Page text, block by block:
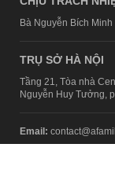
Bà Nguyễn Bích Minh
TRỤ SỞ HÀ NỘI
Tầng 21, Tòa nhà
Nguyễn Huy Tưởng,
Email: